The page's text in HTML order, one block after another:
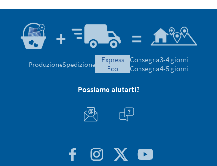
ProduzioneSpedizione
express
eco
Consegna3-4 giorni
Consegna4-5 giorni
Possiamo aiutarti?